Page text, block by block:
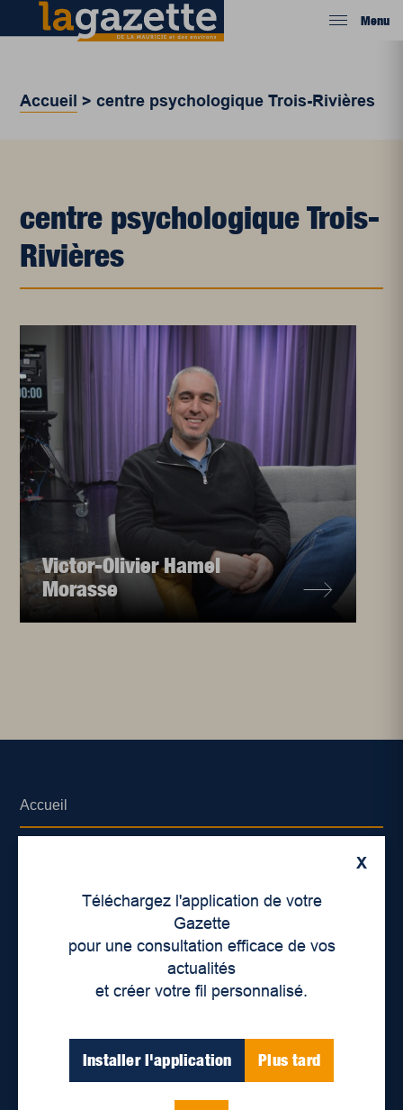
Menu
Accueil >centre psychologique Trois-Rivières
centre psychologique Trois-
Rivières
Victor-Olivier Hamel
Morasse
X
Téléchargez l'application de votre
Gazette
pour une consultation efficace de vos
actualités
et créer votre fil personnalisé.
Installer l'application Plus tard
Accueil
Déontologie et confidentialité
Parutions numériques